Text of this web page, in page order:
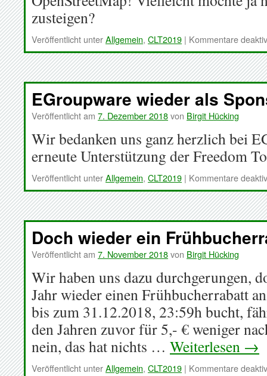
zusteigen?
Veröffentlicht unterAllgemein, CLT2019 | Kommentare
EGroupware wieder als
Veröffentlicht am 7. Dezember 2018von Birgit Hücking
Wir bedanken uns ganz herzlich bei
erneute Unterstützung der Freedom
Veröffentlicht unterAllgemein, CLT2019 | Kommentare
Doch wieder ein
Veröffentlicht am 7. November 2018von Birgit Hücking
Wir haben uns dazu durchgerungen,
Jahr wieder einen Frühbucherrabatt
bis zum 31.12.2018, 23:59h bucht,
den Jahren zuvor für 5,- € weniger
nein, das hat nichts … Weiterlesen →
Veröffentlicht unterAllgemein, CLT2019 | Kommentare